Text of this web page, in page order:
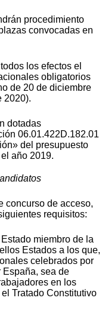
procedimiento
convocadas en
los efectos el
obligatorios
de 20 de diciembre
2020).
dotadas
06.01.422D.182.01
del presupuesto
año 2019.
de acceso,
requisitos:
miembro de la
Estados a los que,
celebrados por
España, sea de
en los
Tratado Constitutivo